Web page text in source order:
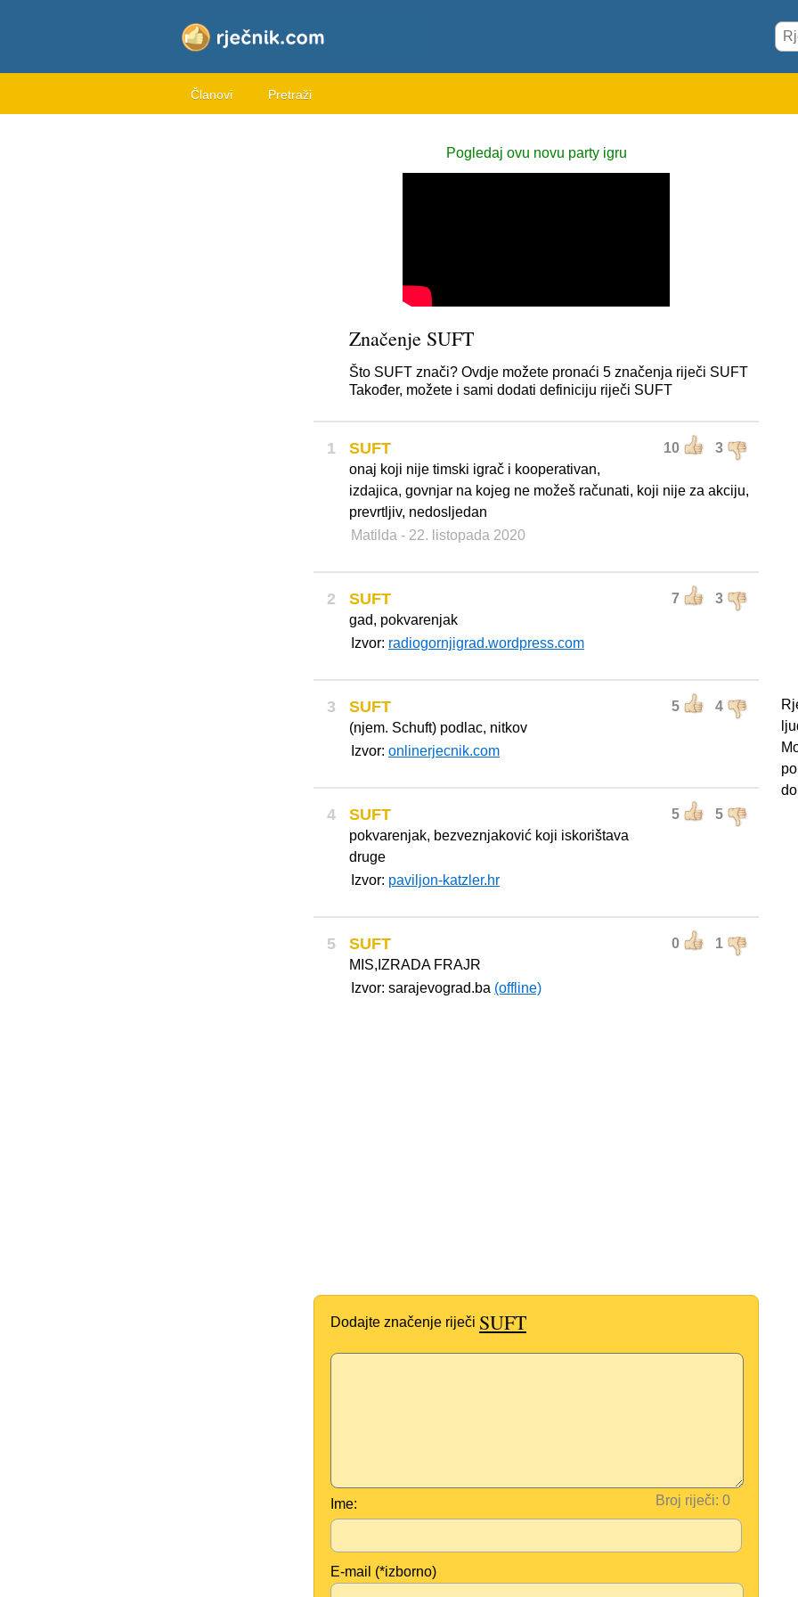
Članovi Pretraži
Pogledaj ovu novu party igru
Značenje SUFT
Što SUFT znači? Ovdje možete pronaći 5 značenja riječi SUFT
Također, možete i sami dodati definiciju riječi SUFT
1 10 3
SUFT
onaj koji nije timski igrač i kooperativan,
izdajica, govnjar na kojeg ne možeš računati, koji nije za akciju,
prevrtljiv, nedosljedan
Matilda - 22. listopada 2020
2 7 3
SUFT
gad, pokvarenjak
Izvor: radiogornjigrad.wordpress.com
3 5 4
SUFT
(njem. Schuft) podlac, nitkov
Izvor: onlinerjecnik.com
4 5 5
SUFT
pokvarenjak, bezveznjaković koji iskorištava
druge
Izvor: paviljon-katzler.hr
5 0 1
SUFT
MIS,IZRADA FRAJR
Izvor: sarajevograd.ba (offline)
Dodajte značenje riječi SUFT
Broj riječi:
Ime:
E-mail (*izborno)